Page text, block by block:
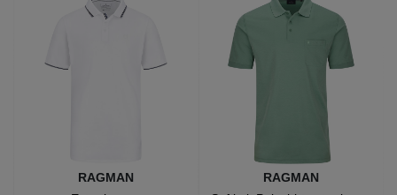
RAGMAN
RAGMAN